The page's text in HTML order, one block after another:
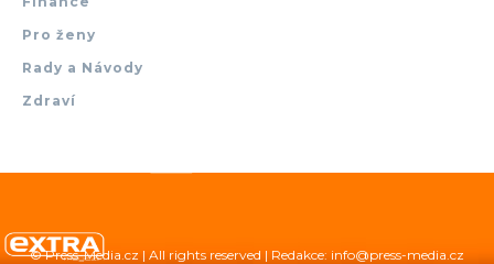
Pro ženy
Rady a Návody
Zdraví
© Press-Media.cz | All rights reserved | Redakce: info@press-media.cz